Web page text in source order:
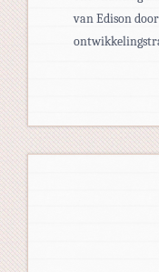
van Edison